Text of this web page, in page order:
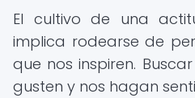
El cultivo de una
implica rodearse de
que nos inspiren.
gusten y nos hagan